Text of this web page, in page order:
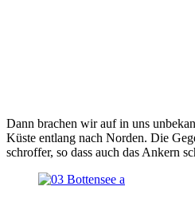
Dann brachen wir auf in uns
Küste entlang nach Norden. Die
schroffer, so dass auch das Ankern